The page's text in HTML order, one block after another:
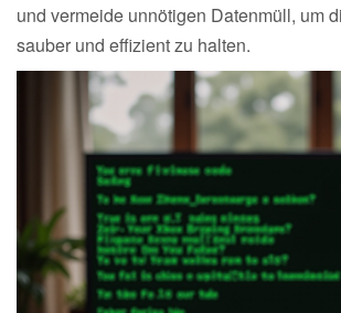
und vermeide unnötigen Datenmüll, um
sauber und effizient zu halten.